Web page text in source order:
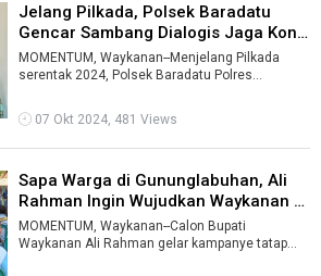
Jelang Pilkada, Polsek Baradatu
Gencar Sambang Dialogis Jaga Kond
...
MOMENTUM, Waykanan--Menjelang Pilkada
serentak 2024, Polsek Baradatu Polres
samb ...
07 Okt 2024, 481 Views
Sapa Warga di Gununglabuhan, Ali
Rahman Ingin Wujudkan Waykanan M
...
MOMENTUM, Waykanan--Calon Bupati
Waykanan Ali Rahman gelar kampanye tatap